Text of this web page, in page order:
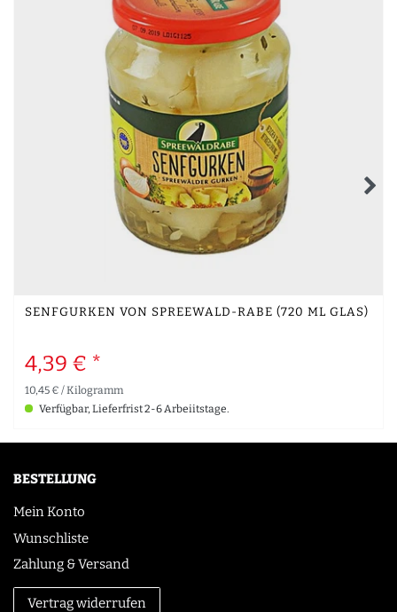
SENFGURKEN VON SPREEWALD-RABE (720 ML GLAS)
4,39 € *
10,45 € / Kilogramm
Verfügbar, Lieferfrist 2-6 Arbeiitstage.
BESTELLUNG
Mein Konto
Wunschliste
Zahlung & Versand
Vertrag widerrufen